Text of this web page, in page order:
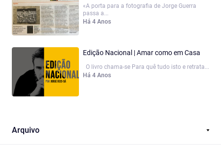
«A porta para a fotografia de Jorge Guerra
passa a...
Há 4 Anos
Edição Nacional | Amar como em Casa
O livro chama-se Para quê tudo isto e retrata...
Há 4 Anos
Arquivo